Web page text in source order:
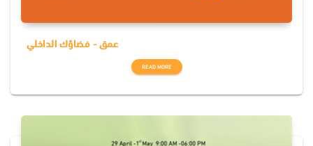
عمق - فضاؤك الداخلي
READ MORE